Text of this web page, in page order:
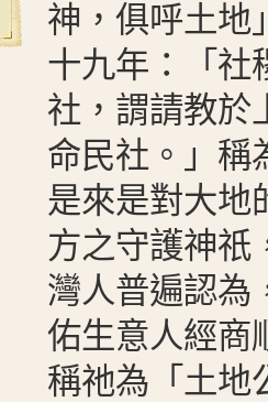
神，俱呼土地
十九年：「社
社，謂請教於
命民社。」稱
是來是對大地
方之守護神祇
灣人普遍認為
佑生意人經商
稱祂為「土地